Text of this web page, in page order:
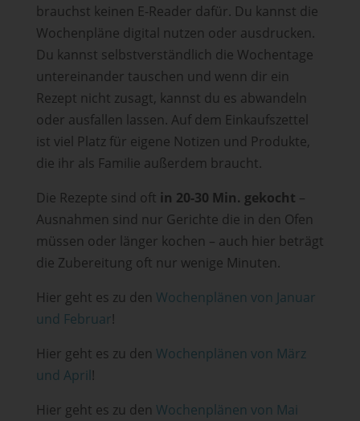
brauchst keinen E-Reader dafür. Du kannst die
Wochenpläne digital nutzen oder ausdrucken.
Du kannst selbstverständlich die Wochentage
untereinander tauschen und wenn dir ein
Rezept nicht zusagt, kannst du es abwandeln
oder ausfallen lassen. Auf dem Einkaufszettel
ist viel Platz für eigene Notizen und Produkte,
die ihr als Familie außerdem braucht.
Die Rezepte sind oft in 20-30 Min. gekocht –
Ausnahmen sind nur Gerichte die in den Ofen
müssen oder länger kochen – auch hier beträgt
die Zubereitung oft nur wenige Minuten.
Hier geht es zu den Wochenplänen von Januar
und Februar!
Hier geht es zu den Wochenplänen von März
und April !
Hier geht es zu den Wochenplänen von Mai